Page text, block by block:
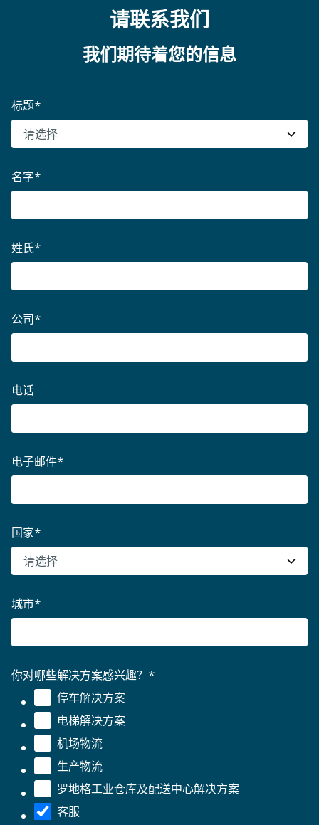
厂位于德国和罗马尼亚，其中德国工厂使用100%可
再生能源，罗马尼亚工厂使用60%可再生能源，确保
绿色可持续。
移交工作包括现场验收测试、认证、系统文档以及人
并持续达到既定的性能标准。罗地格专家团队全面承
担起您停车系统性能维护与长期状态管理的责任。
请联系我们
我们期待着您的信息
标题*
名字*
姓氏*
公司*
电话
电子邮件*
国家*
城市*
你对哪些解决方案感兴趣？ *
停车解决方案
电梯解决方案
机场物流
生产物流
罗地格工业仓库及配送中心解决方案
客服